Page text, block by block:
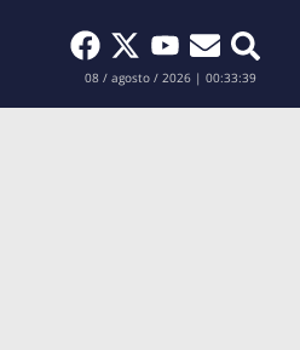
Buscar
08 / agosto / 2026 | 00:33:41